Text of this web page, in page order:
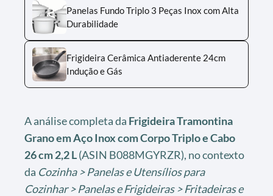
Panelas Fundo Triplo 3 Peças Inox com Alta
Durabilidade
Frigideira Cerâmica Antiaderente 24cm
Indução e Gás
A análise completa da Frigideira Tramontina
Grano em Aço Inox com Corpo Triplo e Cabo
26 cm 2,2 L(ASIN B088MGYRZR), no contexto
da Cozinha > Panelas e Utensílios para
Cozinhar > Panelas e Frigideiras > Fritadeiras e